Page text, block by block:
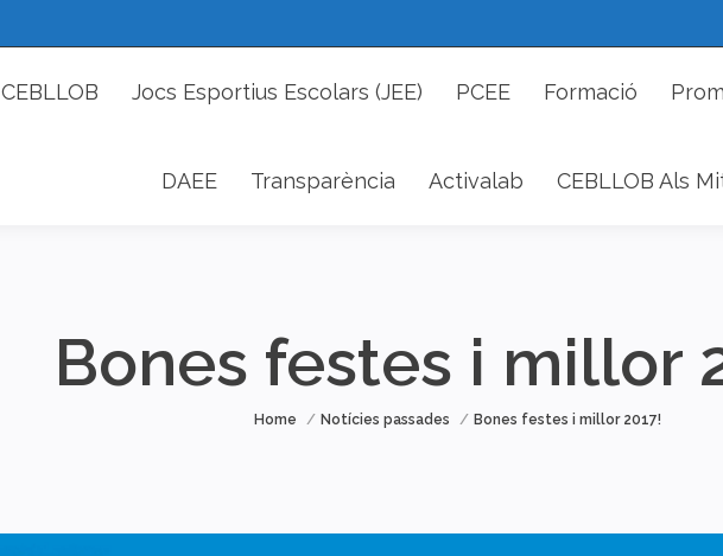
CEBLLOB Jocs Esportius Escolars (JEE) PCEE Formació
DAEE Transparència Activalab CEBLLOB Als
Bones festes i millor
You are here:
Home Notícies passades Bones festes i millor 2017!